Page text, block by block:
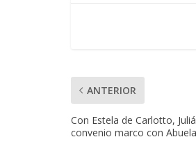
ANTERIOR
Con Estela de Carlotto,
convenio marco con